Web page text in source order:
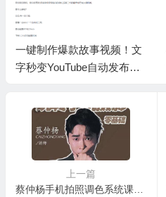
一键制作爆款故事视频！文
字秒变YouTube自动发布的
上一篇
蔡仲杨手机拍照调色系统课，从小白到精通玩转手机摄影